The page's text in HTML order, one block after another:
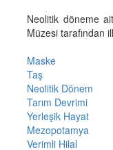
Neolitik döneme
Müzesi tarafından
Maske
Taş
Neolitik Dönem
Tarım Devrimi
Yerleşik Hayat
Mezopotamya
Verimli Hilal